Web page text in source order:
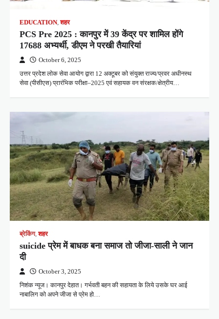
EDUCATION,शहर
PCS Pre 2025 : कानपुर में 39 केंद्र पर शामिल होंगे
17688 अभ्यर्थी, डीएम ने परखी तैयारियां
October 6, 2025
उत्तर प्रदेश लोक सेवा आयोग द्वारा 12 अक्टूबर को संयुक्त राज्य/प्रवर अधीनस्थ
सेवा (पीसीएस) प्रारंभिक परीक्षा–2025 एवं सहायक वन संरक्षक/क्षेत्रीय…
ब्रेकिंग,शहर
suicide प्रेम में बाधक बना समाज तो जीजा-साली ने जान
दी
October 3, 2025
निशंक न्यूज। कानपुर देहात। गर्भवती बहन की सहायता के लिये उसके घर आई
नाबालिग को अपने जीजा से प्रेम हो…